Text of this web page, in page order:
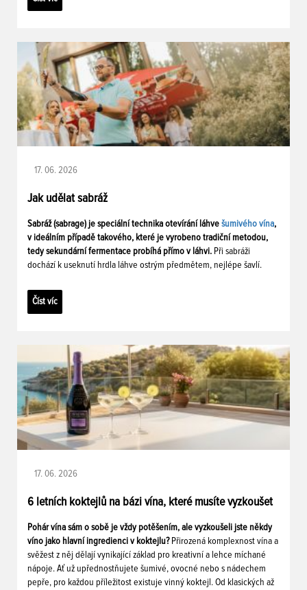
17. 06. 2026
Jak udělat sabráž
Sabráž (sabrage) je speciální technika otevírání láhve šumivého vína,
v ideálním případě takového, které je vyrobeno tradiční metodou,
tedy sekundární fermentace probíhá přímo v láhvi. Při sabráži
dochází k useknutí hrdla láhve ostrým předmětem, nejlépe šavlí.
Číst víc
17. 06. 2026
6 letních koktejlů na bázi vína, které musíte vyzkoušet
Pohár vína sám o sobě je vždy potěšením, ale vyzkoušeli jste někdy
víno jako hlavní ingredienci v koktejlu? Přirozená komplexnost vína a
svěžest z něj dělají vynikající základ pro kreativní a lehce míchané
nápoje. Ať už upřednostňujete šumivé, ovocné nebo s nádechem
pepře, pro každou příležitost existuje vinný koktejl. Od klasických až